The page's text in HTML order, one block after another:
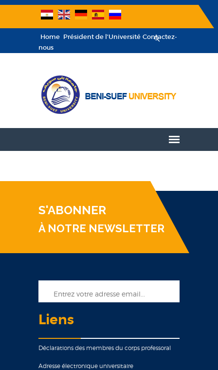
Home Président de l'Université Contactez-
nous
S'ABONNER
À NOTRE NEWSLETTER
Liens
Déclarations des membres du corps professoral
Adresse électronique universitaire